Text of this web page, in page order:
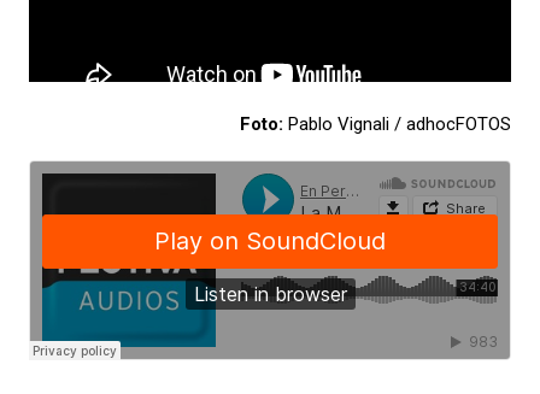
Foto: Pablo Vignali / adhocFOTOS